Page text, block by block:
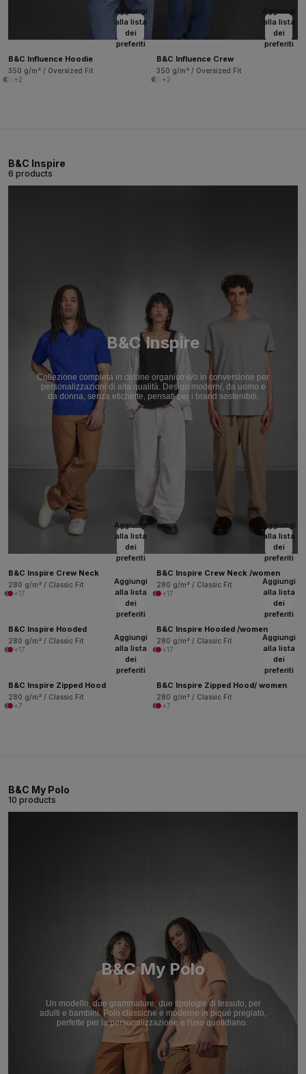
Aggiungi
alla lista
dei
preferiti
B&C Influence Hoodie
350 g/m² / Oversized Fit
+2
alla lista
dei
preferiti
B&C Influence Crew
350 g/m² / Oversized Fit
+2
B&C Inspire
6 products
B&C Inspire
Collezione completa in cotone organico e/o in conversione per
personalizzazioni di alta qualità. Design moderni, da uomo e
da donna, senza etichette, pensati per i brand sostenibili.
Aggiungi
alla lista
dei
preferiti
B&C Inspire Crew Neck
280 g/m² / Classic Fit
+17
Aggiungi
alla lista
dei
preferiti
B&C Inspire Crew Neck /women
280 g/m² / Classic Fit
+17
Aggiungi
alla lista
dei
preferiti
B&C Inspire Hooded
280 g/m² / Classic Fit
+17
Aggiungi
alla lista
dei
preferiti
B&C Inspire Hooded /women
280 g/m² / Classic Fit
+17
Aggiungi
alla lista
dei
preferiti
B&C Inspire Zipped Hood
280 g/m² / Classic Fit
+7
Aggiungi
alla lista
dei
preferiti
B&C Inspire Zipped Hood/ women
280 g/m² / Classic Fit
+7
B&C My Polo
10 products
B&C My Polo
Un modello, due grammature, due tipologie di tessuto, per
adulti e bambini. Polo classiche e moderne in piqué pregiato,
perfette per la personalizzazione e l'uso quotidiano.